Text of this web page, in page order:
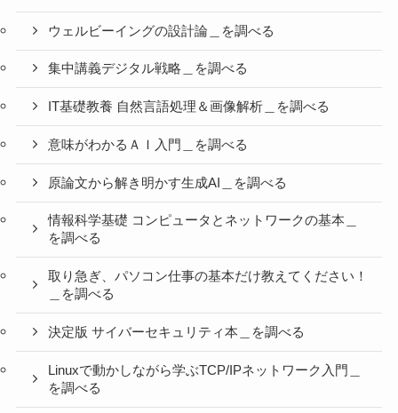
ウェルビーイングの設計論＿を調べる
集中講義デジタル戦略＿を調べる
IT基礎教養 自然言語処理＆画像解析＿を調べる
意味がわかるＡＩ入門＿を調べる
原論文から解き明かす生成AI＿を調べる
情報科学基礎 コンピュータとネットワークの基本＿
を調べる
取り急ぎ、パソコン仕事の基本だけ教えてください！
＿を調べる
決定版 サイバーセキュリティ本＿を調べる
Linuxで動かしながら学ぶTCP/IPネットワーク入門＿
を調べる